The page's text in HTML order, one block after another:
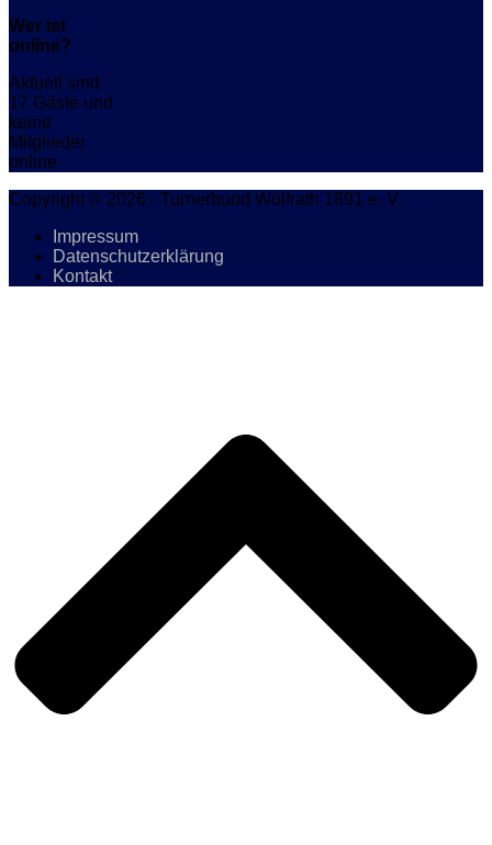
Wer ist
online?
Aktuell sind
17 Gäste und
keine
Mitglieder
online
Copyright © 2026 - Turnerbund Wülfrath 1891 e. V.
Impressum
Datenschutzerklärung
Kontakt